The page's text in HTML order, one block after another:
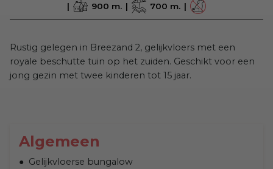
900 m.
700 m.
Rustig gelegen in Breezand 2, gelijkvloers met een
royale beschutte tuin op het zuiden. Geschikt voor een
jong gezin met twee kinderen tot 15 jaar.
Algemeen
Gelijkvloerse bungalow